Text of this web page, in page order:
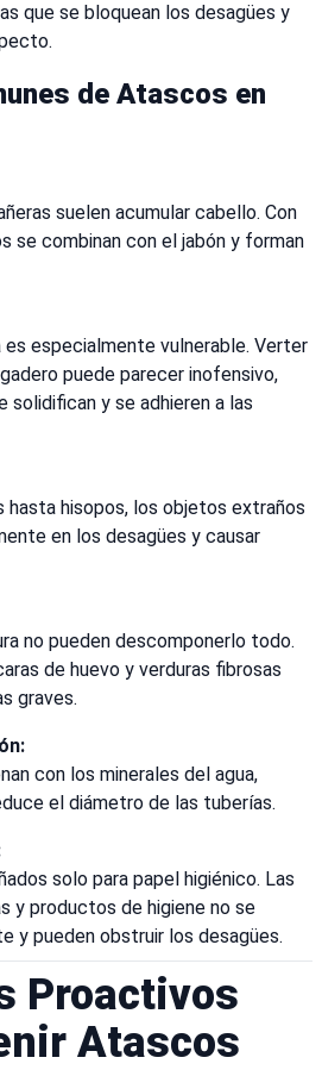
que se bloquean los desagües y
de Atascos en
suelen acumular cabello. Con
se combinan con el jabón y forman
es especialmente vulnerable. Verter
puede parecer inofensivo,
solidifican y se adhieren a las
hasta hisopos, los objetos extraños
en los desagües y causar
no pueden descomponerlo todo.
de huevo y verduras fibrosas
graves.
con los minerales del agua,
el diámetro de las tuberías.
solo para papel higiénico. Las
y productos de higiene no se
y pueden obstruir los desagües.
Proactivos
Atascos